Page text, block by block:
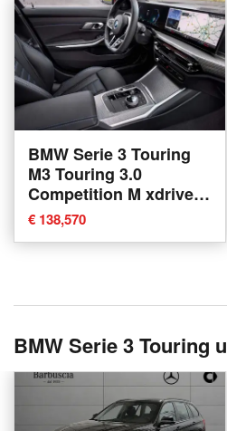
BMW Serie 3 Touring
M3 Touring 3.0
Competition M xdrive
auto nuova a Torino
€ 138,570
BMW Serie 3 Touring